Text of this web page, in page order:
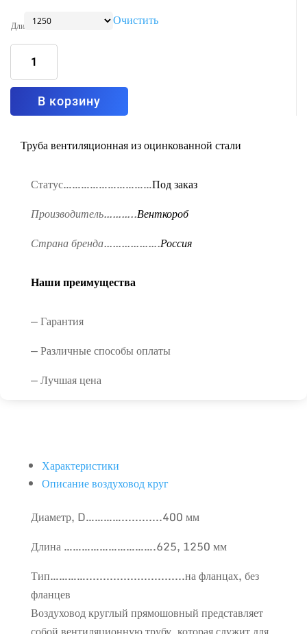
Длина Очистить
Количество
Воздуховод
прямошовный
D,
В корзину
Труба вентиляционная из оцинкованной стали
Статус…………………………Под заказ
Производитель………..Венткороб
Страна бренда……………….Россия
Наши преимущества
— Гарантия
— Различные способы оплаты
— Лучшая цена
Характеристики
Описание воздуховод круг
Диаметр, D…………............400 мм
Длина ………………………….625, 1250 мм
Тип………….............................на фланцах, без
фланцев
Воздуховод круглый прямошовный представляет